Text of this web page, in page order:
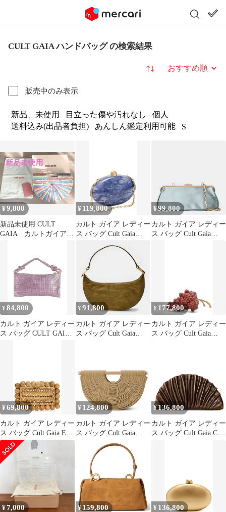
CULT GAIA ハンドバッグ の検索結果
販売中のみ表示
並び替え
新品、未使用 目立った傷や汚れなし
個人
送料込み(出品者負担)
あんしん鑑定利用可能 S
¥9,800
新品未使用 CULT
GAIA カルトガイア
¥ 119,800
カルト ガイア レディー
ス バッグ Cult Gaia
Eviana Clutch TIDE
MULTI マルチカラー
¥ 99,800
カルト ガイア レディー
ス バッグ Cult Gaia
¥84,800
カルト ガイア レディー
ス バッグ CULT GAIA
¥91,800
カルト ガイア レディー
ス バッグ Cult Gaia
¥ 177,800
カルト ガイア レディー
ス バッグ Cult Gaia
¥69,800
カルト ガイア レディー
ス バッグ Cult Gaia Eos
Rattan Box Clutch
NATURAL
¥ 124,800
カルト ガイア レディー
ス バッグ Cult Gaia
Womens Top Handle Bag
Sand サンド
¥136,800
カルト ガイア レディー
ス バッグ Cult Gaia Cult
¥7,000 ¥ 159,800 ¥ 136,800